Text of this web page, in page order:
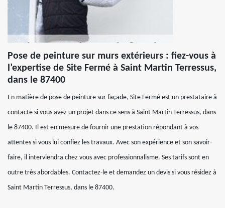
Pose de peinture sur murs extérieurs : fiez-vous à
l’expertise de Site Fermé à Saint Martin Terressus,
dans le 87400
En matière de pose de peinture sur façade, Site Fermé est un prestataire à
contacte si vous avez un projet dans ce sens à Saint Martin Terressus, dans
le 87400. Il est en mesure de fournir une prestation répondant à vos
attentes si vous lui confiez les travaux. Avec son expérience et son savoir-
faire, il interviendra chez vous avec professionnalisme. Ses tarifs sont en
outre très abordables. Contactez-le et demandez un devis si vous résidez à
Saint Martin Terressus, dans le 87400.